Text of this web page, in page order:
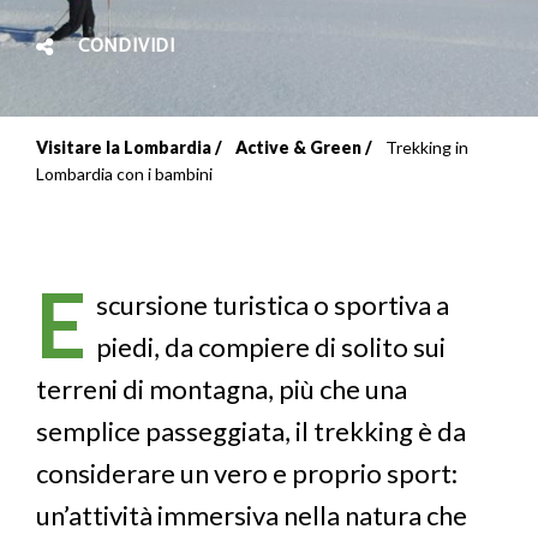
CONDIVIDI
Briciole
Visitare la Lombardia Active & Green
Trekking in
Lombardia con i bambini
E scursione turistica o sportiva a
piedi, da compiere di solito sui
terreni di montagna, più che una
semplice passeggiata, il trekking è da
considerare un vero e proprio sport:
un’attività immersiva nella natura che